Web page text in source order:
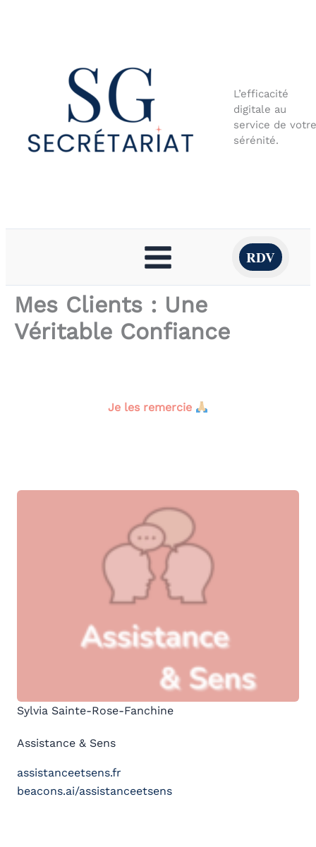
L’efficacité
digitale au
service de votre
sérénité.
RDV
Mes Clients : Une
Véritable Confiance
Je les remercie
Sylvia Sainte-Rose-Fanchine
Assistance & Sens
assistanceetsens.fr
beacons.ai/assistanceetsens